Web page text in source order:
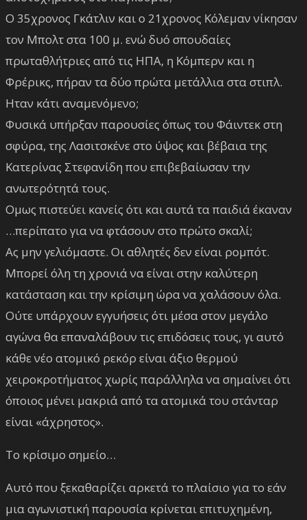
Ο 35χρονος Γκάτλιν και ο 21χρονος Κόλεμαν νίκησαν
τον Μπολτ στα 100 μ. ενώ δυό σπουδαίες
πρωταθλήτριες από τις ΗΠΑ, η Κόμπερν και η
Φρέρικς, πήραν τα δύο πρώτα μετάλλια στα στιπλ.
Ηταν κάτι αναμενόμενο;
Φυσικά υπήρξαν παρουσίες όπως του Φάιντεκ στη
σφύρα, της Λασιτσκένε στο ύψος και βέβαια της
Κατερίνας Στεφανίδη που επιβεβαίωσαν την
ανωτερότητά τους.
Ομως πιστεύει κανείς ότι και αυτά τα παιδιά έκαναν
…περίπατο για να φτάσουν στο πρώτο σκαλί;
Ας μην γελιόμαστε. Οι αθλητές δεν είναι ρομπότ.
Μπορεί όλη τη χρονιά να είναι στην καλύτερη
κατάσταση και την κρίσιμη ώρα να χαλάσουν όλα.
Ούτε υπάρχουν εγγυήσεις ότι μέσα στον μεγάλο
αγώνα θα επαναλάβουν τις επιδόσεις τους, γι αυτό
κάθε νέο ατομικό ρεκόρ είναι άξιο θερμού
χειροκροτήματος χωρίς παράλληλα να σημαίνει ότι
όποιος μένει μακριά από τα ατομικά του στάνταρ
είναι «άχρηστος».
Το κρίσιμο σημείο…
Αυτό που ξεκαθαρίζει αρκετά το πλαίσιο για το εάν
μια αγωνιστική παρουσία κρίνεται επιτυχημένη,